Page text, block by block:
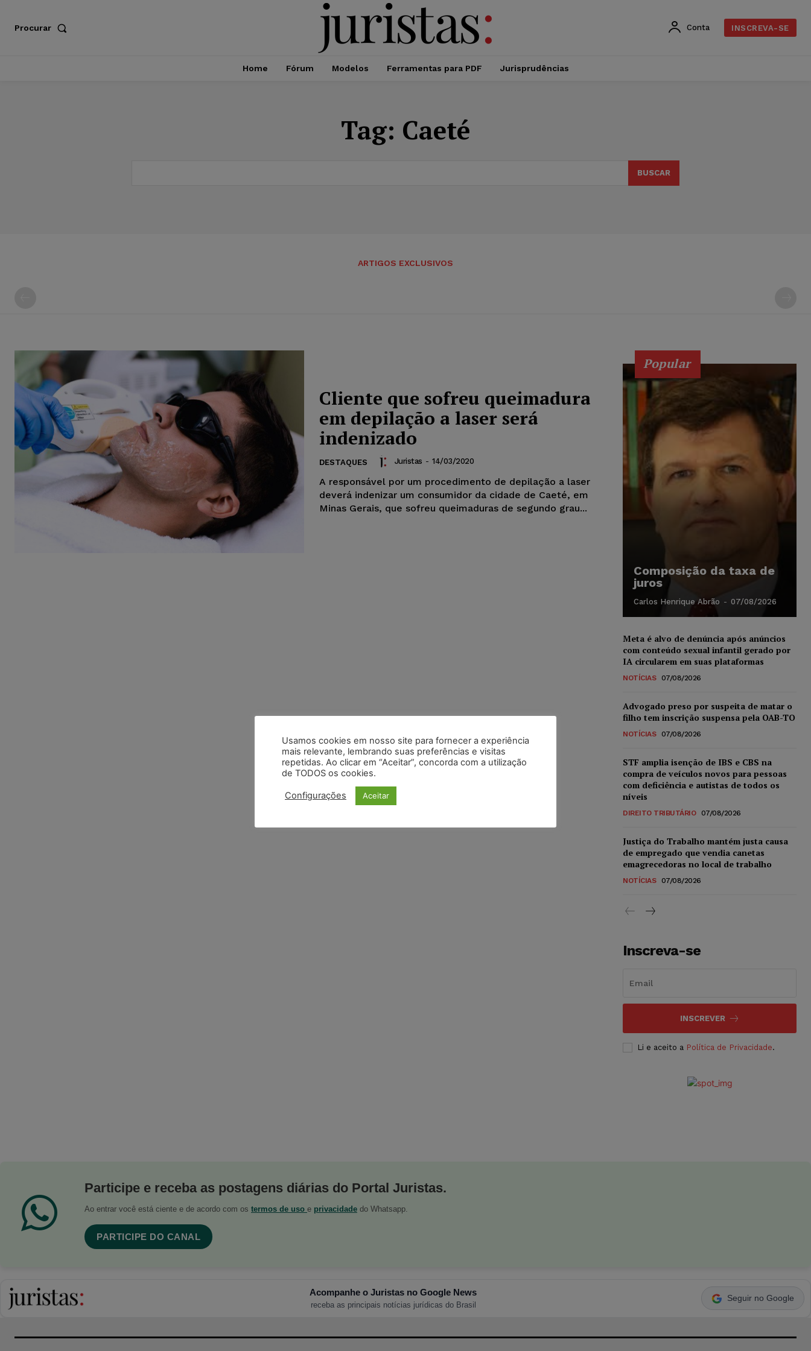
Procurar Conta INSCREVA-SE
Home Fórum Modelos Ferramentas para PDF Jurisprudências
Tag: Caeté
BUSCAR
ARTIGOS EXCLUSIVOS
Cliente que sofreu queimadura
em depilação a laser será
indenizado
DESTAQUES Juristas - 14/03/2020
A responsável por um procedimento de depilação a laser
deverá indenizar um consumidor da cidade de Caeté, em
Minas Gerais, que sofreu queimaduras de segundo grau...
Popular
Composição da taxa de
juros
Carlos Henrique Abrão - 07/08/2026
Meta é alvo de denúncia após anúncios
com conteúdo sexual infantil gerado por
IA circularem em suas plataformas
NOTÍCIAS 07/08/2026
Advogado preso por suspeita de matar o
filho tem inscrição suspensa pela OAB-TO
NOTÍCIAS 07/08/2026
STF amplia isenção de IBS e CBS na
compra de veículos novos para pessoas
com deficiência e autistas de todos os
níveis
DIREITO TRIBUTÁRIO 07/08/2026
Justiça do Trabalho mantém justa causa
de empregado que vendia canetas
emagrecedoras no local de trabalho
NOTÍCIAS 07/08/2026
Inscreva-se
INSCREVER
Li e aceito a Política de Privacidade.
Participe e receba as postagens diárias do Portal Juristas.
Ao entrar você está ciente e de acordo com os termos de uso e privacidade do Whatsapp.
PARTICIPE DO CANAL
Acompanhe o Juristas no Google News
receba as principais notícias jurídicas do Brasil
Seguir no Google
Usamos cookies em nosso site para fornecer a experiência
mais relevante, lembrando suas preferências e visitas
repetidas. Ao clicar em “Aceitar”, concorda com a utilização
de TODOS os cookies.
Configurações Aceitar